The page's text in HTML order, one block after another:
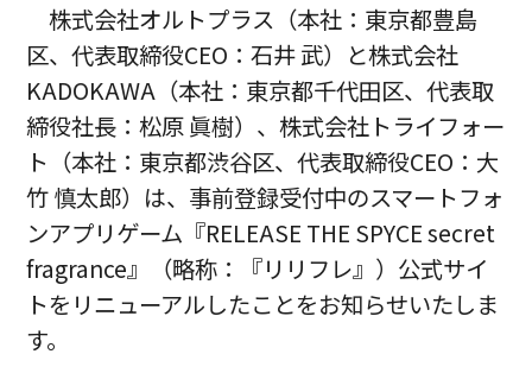
株式会社オルトプラス（本社：東京都豊島
区、代表取締役CEO：石井 武）と株式会社
KADOKAWA（本社：東京都千代田区、代表取
締役社長：松原 眞樹）、株式会社トライフォー
ト（本社：東京都渋谷区、代表取締役CEO：大
竹 慎太郎）は、事前登録受付中のスマートフォ
ンアプリゲーム『RELEASE THE SPYCE secret
fragrance』（略称：『リリフレ』）公式サイ
トをリニューアルしたことをお知らせいたしま
す。